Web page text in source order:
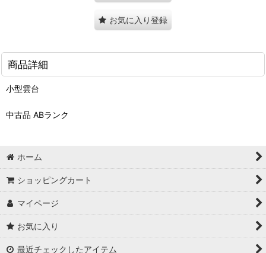
お気に入り登録
商品詳細
小型雲台
中古品 ABランク
ホーム
ショッピングカート
マイページ
お気に入り
最近チェックしたアイテム